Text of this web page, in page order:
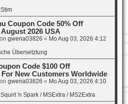
Coupon Code 50% Off
August 2026 USA
gwena03826 « Mo Aug 03, 2026 4:12
Übersetztung
Code $100 Off
For New Customers Worldwide
gwena03826 « Mo Aug 03, 2026 4:10
'n Spark / MSExtra / MS2Extra